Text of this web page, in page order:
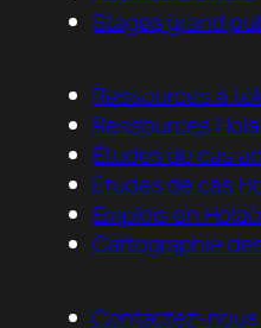
Stages grand
Ressources à
Ressources
Études de cas
Études de cas
Emplois en
Cartographie
Contactez-nous